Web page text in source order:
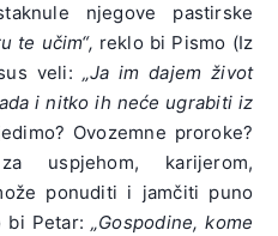
njegove pastirske
te učim“, reklo bi Pismo (Iz
veli: „Ja im dajem život
i nitko ih neće ugrabiti iz
Ovozemne proroke?
uspjehom, karijerom,
ponuditi i jamčiti puno
bi Petar:„Gospodine, kome